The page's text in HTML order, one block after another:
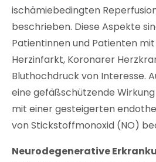
ischämiebedingten
beschrieben. Diese Aspekte
Patientinnen und Patienten
Herzinfarkt, Koronarer
Bluthochdruck von Interesse.
eine gefäßschützende
mit einer gesteigerten
von Stickstoffmonoxid (NO)
Neurodegenerative